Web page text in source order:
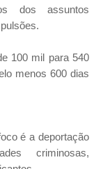
dos assuntos
100 mil para 540
menos 600 dias
é a deportação
criminosas,